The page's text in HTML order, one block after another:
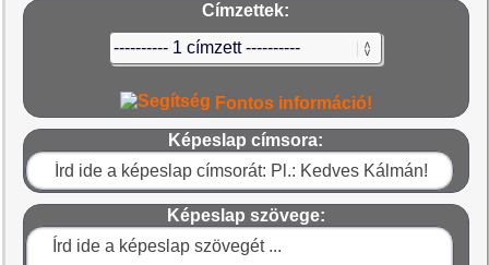
Címzettek:
Fontos információ!
Képeslap címsora:
Képeslap szövege: